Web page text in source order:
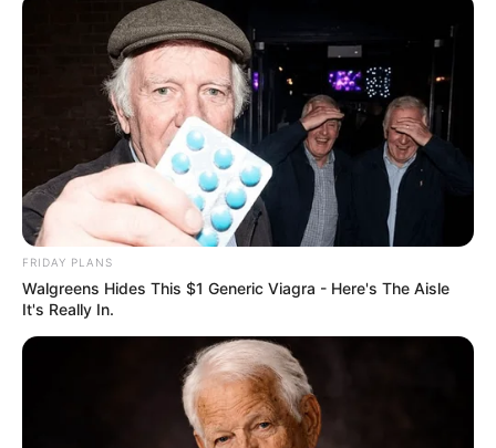
FRIDAY PLANS
Walgreens Hides This $1 Generic Viagra - Here's The Aisle
It's Really In.